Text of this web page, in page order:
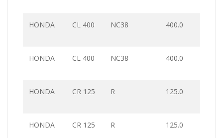
HONDA CL 400 NC38 400.0
HONDA CL 400 NC38 400.0
HONDA CR 125 R 125.0
HONDA CR 125 R 125.0